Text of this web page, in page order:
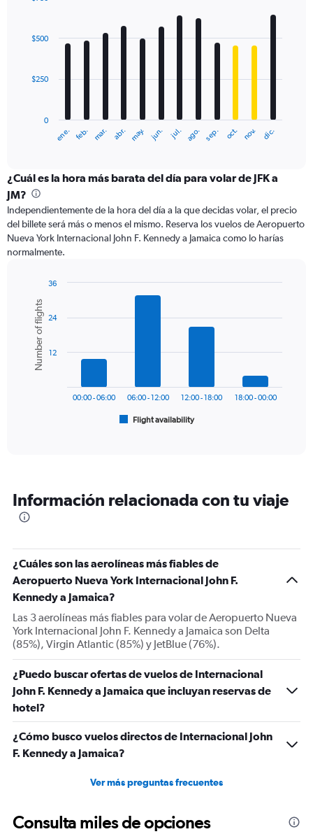
to
with
12
The
categories.
Range:
categories.
The
chart
has
axis
displaying
values.
Range:
ene. feb. mar. abr. may. jun. jul. ago. sep. oct. nov. dic.
0
$250
$500
¿Cuál es la hora más barata del día para volar de JFK a
JM?
Independientemente de la hora del día a la que decidas volar, el precio
del billete será más o menos el mismo. Reserva los vuelos de Aeropuerto
Nueva York Internacional John F. Kennedy a Jamaica como lo harías
normalmente.
chart
with
bars.
The
categories.
The
Y
axis
displaying
of
flights.
Range:
0
to
36.
Chart
graphic.
Number of flights
Flight availability
00:00 - 06:00 06:00 - 12:00 12:00 - 18:00 18:00 - 00:00
12
24
36
Información relacionada con tu viaje
¿Cuáles son las aerolíneas más fiables de
Aeropuerto Nueva York Internacional John F.
Kennedy a Jamaica?
Las 3 aerolíneas más fiables para volar de Aeropuerto Nueva
York Internacional John F. Kennedy a Jamaica son Delta
(85%), Virgin Atlantic (85%) y JetBlue (76%).
¿Puedo buscar ofertas de vuelos de Internacional
John F. Kennedy a Jamaica que incluyan reservas de
hotel?
¿Cómo busco vuelos directos de Internacional John
F. Kennedy a Jamaica?
Ver más preguntas frecuentes
Consulta miles de opciones